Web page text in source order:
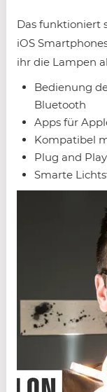
Das funktioniert
iOS
ihr die Lampen
Bedienung
Bluetooth
Apps für
Kompatibel
Plug and
Smarte